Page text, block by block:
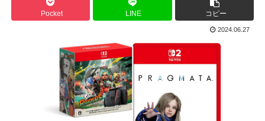
Pocket LINE コピー
2024.06.27